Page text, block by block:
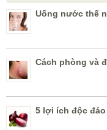
Uống nước thế
Cách phòng và
5 lợi ích độc